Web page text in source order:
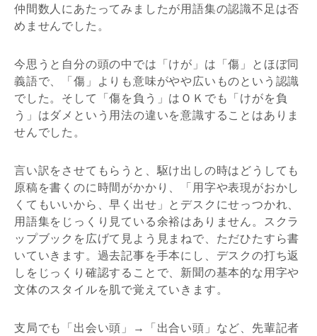
仲間数人にあたってみましたが用語集の認識不足は否
めませんでした。
今思うと自分の頭の中では「けが」は「傷」とほぼ同
義語で、「傷」よりも意味がやや広いものという認識
でした。そして「傷を負う」はＯＫでも「けがを負
う」はダメという用法の違いを意識することはありま
せんでした。
言い訳をさせてもらうと、駆け出しの時はどうしても
原稿を書くのに時間がかかり、「用字や表現がおかし
くてもいいから、早く出せ」とデスクにせっつかれ、
用語集をじっくり見ている余裕はありません。スクラ
ップブックを広げて見よう見まねで、ただひたすら書
いていきます。過去記事を手本にし、デスクの打ち返
しをじっくり確認することで、新聞の基本的な用字や
文体のスタイルを肌で覚えていきます。
支局でも「出会い頭」→「出合い頭」など、先輩記者